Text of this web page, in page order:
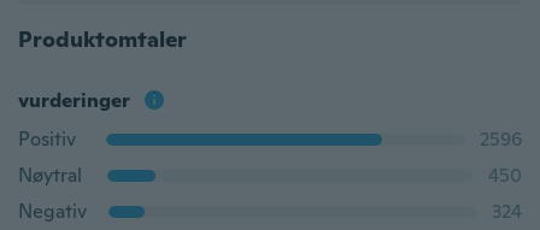
Produktomtaler
vurderinger
Positiv
2596
Nøytral
450
Negativ
324